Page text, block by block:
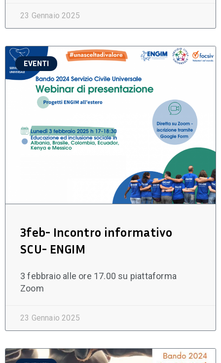
23 Gennaio 2025
EVENTI
3feb- Incontro informativo
SCU- ENGIM
3 febbraio alle ore 17.00 su piattaforma
Zoom
23 Gennaio 2025